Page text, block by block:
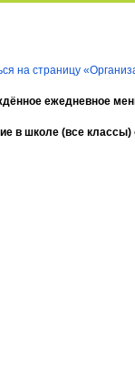
на страницу
ежедневное
в школе (все